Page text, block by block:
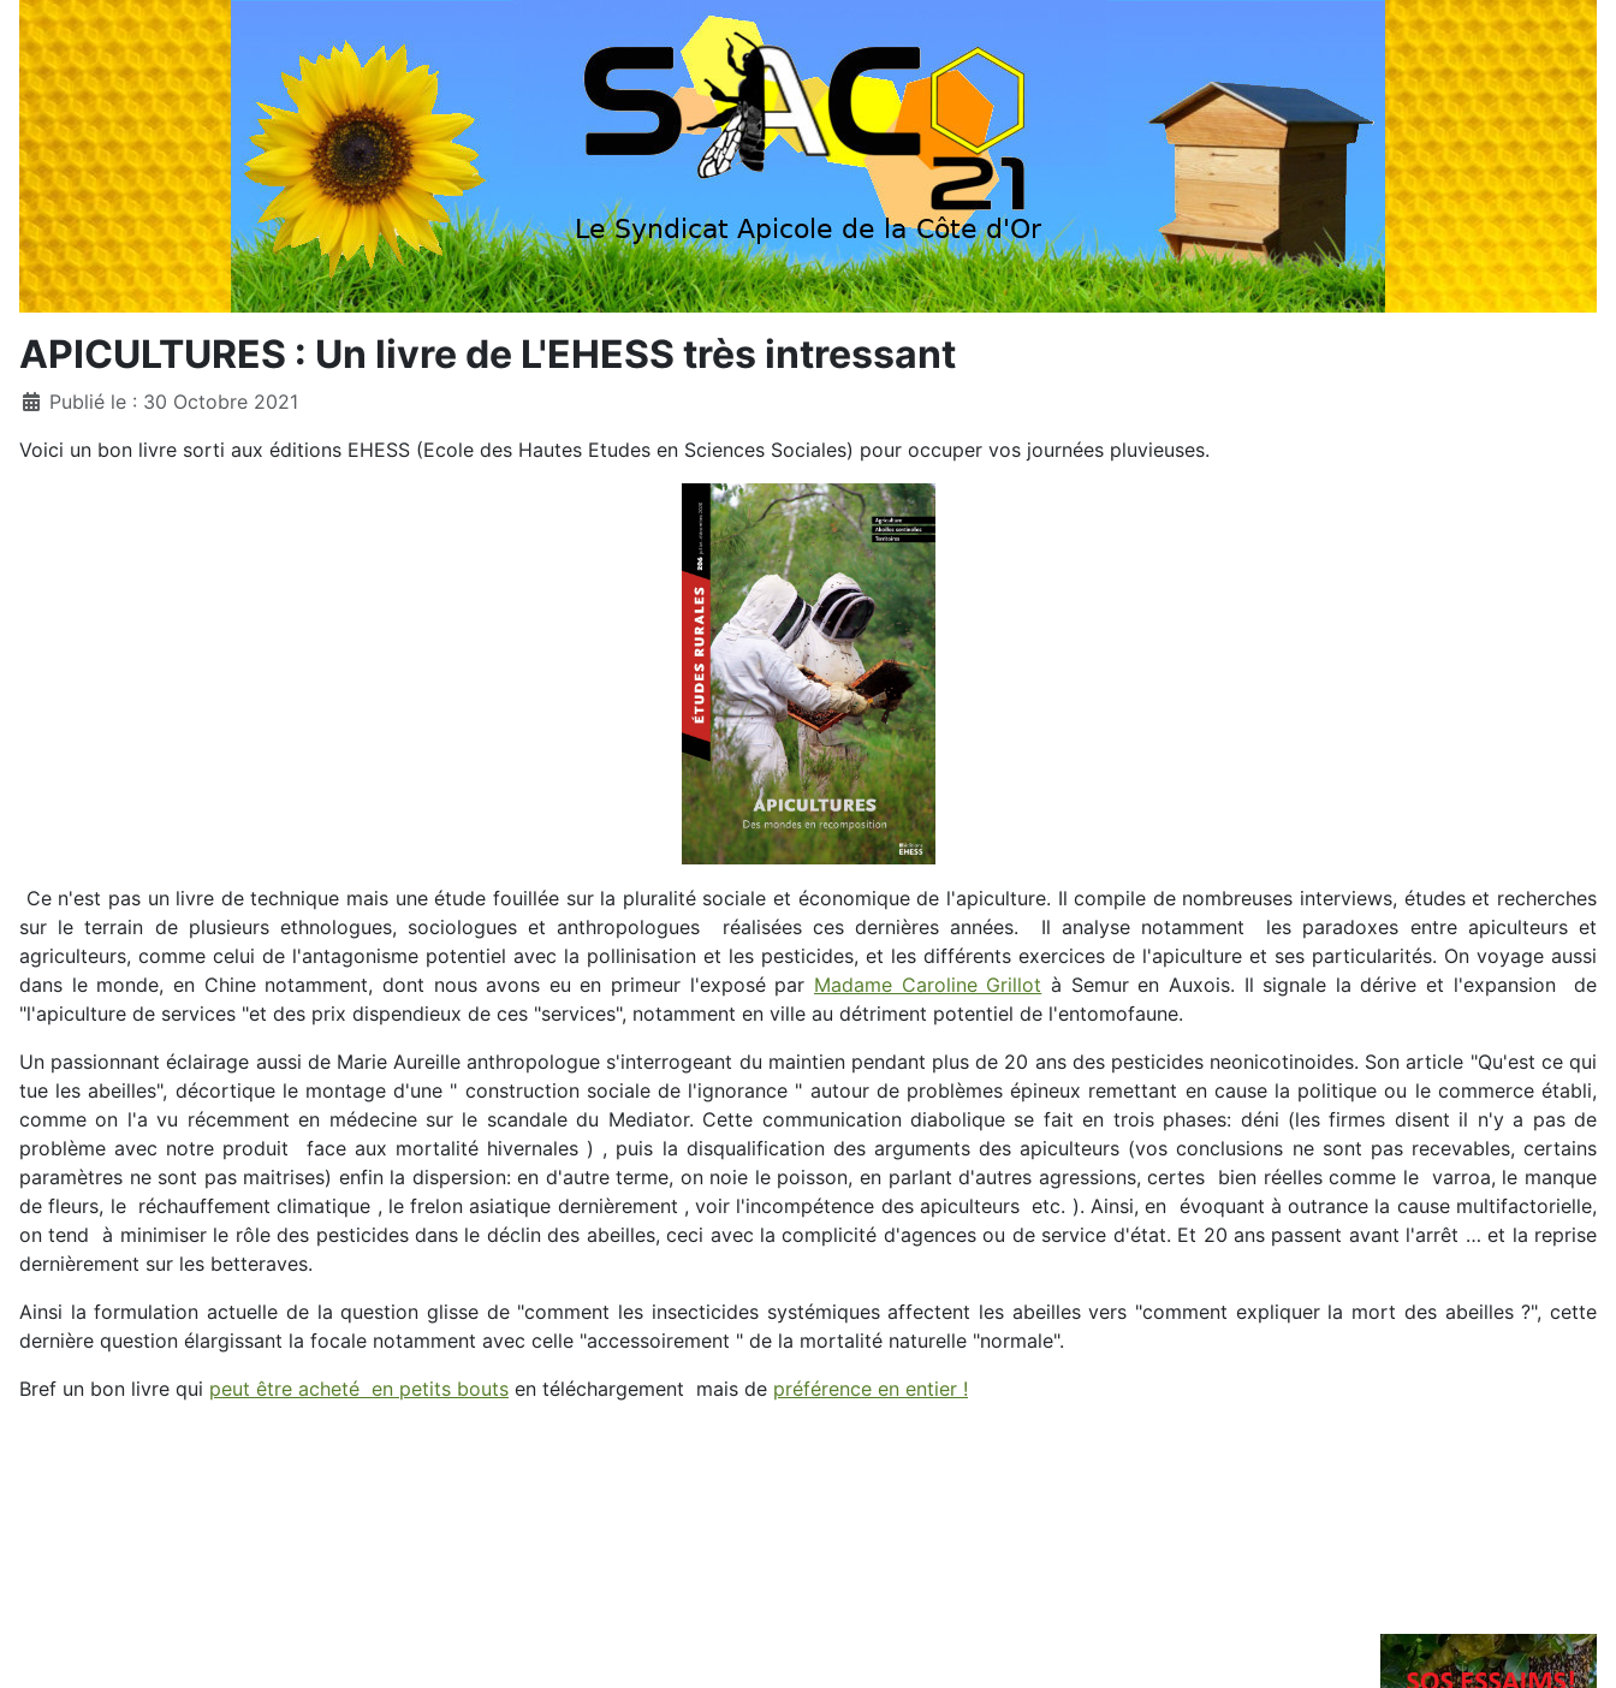
APICULTURES : Un livre de L'EHESS très intressant
DétailsPublié le : 30 Octobre 2021
Voici un bon livre sorti aux éditions EHESS (Ecole des Hautes Etudes en Sciences Sociales) pour occuper vos journées pluvieuses.
Ce n'est pas un livre de technique mais une étude fouillée sur la pluralité sociale et économique de l'apiculture. Il compile de nombreuses interviews, études et recherches
sur le terrain de plusieurs ethnologues, sociologues et anthropologues réalisées ces dernières années. Il analyse notamment les paradoxes entre apiculteurs et
agriculteurs, comme celui de l'antagonisme potentiel avec la pollinisation et les pesticides, et les différents exercices de l'apiculture et ses particularités. On voyage aussi
dans le monde, en Chine notamment, dont nous avons eu en primeur l'exposé par Madame Caroline Grillot à Semur en Auxois. Il signale la dérive et l'expansion de
"l'apiculture de services "et des prix dispendieux de ces "services", notamment en ville au détriment potentiel de l'entomofaune.
Un passionnant éclairage aussi de Marie Aureille anthropologue s'interrogeant du maintien pendant plus de 20 ans des pesticides neonicotinoides. Son article "Qu'est ce qui
tue les abeilles", décortique le montage d'une " construction sociale de l'ignorance " autour de problèmes épineux remettant en cause la politique ou le commerce établi,
comme on l'a vu récemment en médecine sur le scandale du Mediator. Cette communication diabolique se fait en trois phases: déni (les firmes disent il n'y a pas de
problème avec notre produit face aux mortalité hivernales ) , puis la disqualification des arguments des apiculteurs (vos conclusions ne sont pas recevables, certains
paramètres ne sont pas maitrises) enfin la dispersion: en d'autre terme, on noie le poisson, en parlant d'autres agressions, certes bien réelles comme le varroa, le manque
de fleurs, le réchauffement climatique , le frelon asiatique dernièrement , voir l'incompétence des apiculteurs etc. ). Ainsi, en évoquant à outrance la cause multifactorielle,
on tend à minimiser le rôle des pesticides dans le déclin des abeilles, ceci avec la complicité d'agences ou de service d'état. Et 20 ans passent avant l'arrêt … et la reprise
dernièrement sur les betteraves.
Ainsi la formulation actuelle de la question glisse de "comment les insecticides systémiques affectent les abeilles vers "comment expliquer la mort des abeilles ?", cette
dernière question élargissant la focale notamment avec celle "accessoirement " de la mortalité naturelle "normale".
Bref un bon livre qui peut être acheté en petits bouts en téléchargement mais de préférence en entier !